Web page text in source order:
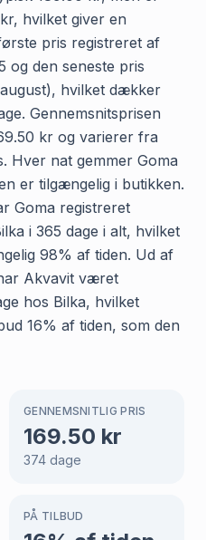
hvilket giver en
pris registreret af
og den seneste pris
hvilket dækker
Gennemsnitsprisen
kr og varierer fra
Hver nat gemmer Goma
er tilgængelig i butikken.
Goma registreret
i 365 dage i alt, hvilket
98% af tiden. Ud af
Akvavit været
hos Bilka, hvilket
16% af tiden, som den
GENNEMSNITLIG PRIS
169.50 kr
374 dage
PÅ TILBUD